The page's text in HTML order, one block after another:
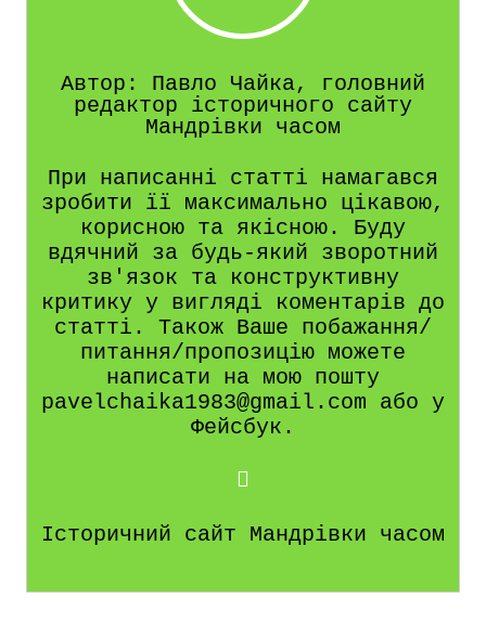
Автор: Павло Чайка, головний
редактор історичного сайту
Мандрівки часом
При написанні статті намагався
зробити її максимально цікавою,
корисною та якісною. Буду
вдячний за будь-який зворотний
зв'язок та конструктивну
критику у вигляді коментарів до
статті. Також Ваше побажання/
питання/пропозицію можете
написати на мою пошту
pavelchaika1983@gmail.com або у
Фейсбук.
Історичний сайт Мандрівки часом